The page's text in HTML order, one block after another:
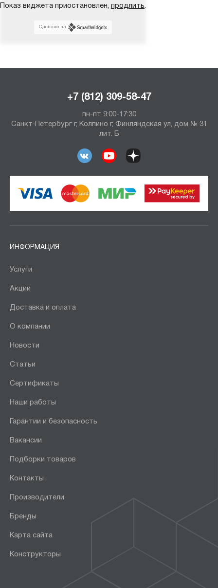
Показ виджета приостановлен, продлить.
Сделано на
+7 (812) 309-58-47
пн-пт 9:00-17:30
Санкт-Петербург г, Колпино г, Финляндская ул, дом № 31
лит. Б
ИНФОРМАЦИЯ
Услуги
Акции
Доставка и оплата
О компании
Новости
Статьи
Сертификаты
Наши работы
Гарантии и безопасность
Вакансии
Подборки товаров
Контакты
Производители
Бренды
Карта сайта
Конструкторы